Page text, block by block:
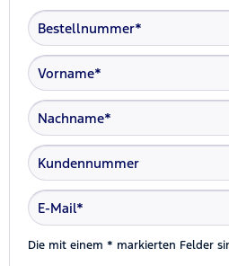
Die mit einem * markierten Felder